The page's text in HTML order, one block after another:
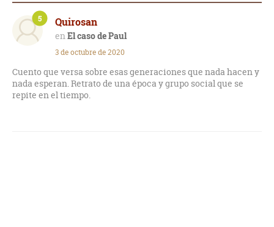
Quirosan
El caso de Paul
5
3 de octubre de 2020
Cuento que versa sobre esas generaciones que nada hacen y
nada esperan. Retrato de una época y grupo social que se
repite en el tiempo.